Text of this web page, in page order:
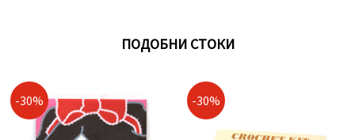
ПОДОБНИ СТОКИ
-30% -30%